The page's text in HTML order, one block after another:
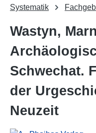
Systematik
Wastyn,
Schwechat.
der
Neuzeit